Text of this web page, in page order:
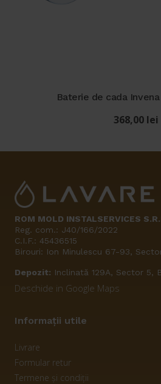
Baterie de cada
368,00 lei
ROM MOLD INSTALSERVICES
Reg. com.: J40/166/2022
C.I.F.: 45436515
Birouri: Ion Minulescu 67-93,
Depozit: Inclinată 129A, Sector 5,
Deschide in Google Maps
Informații utile
Livrare
Formular retur
Termene și condiții